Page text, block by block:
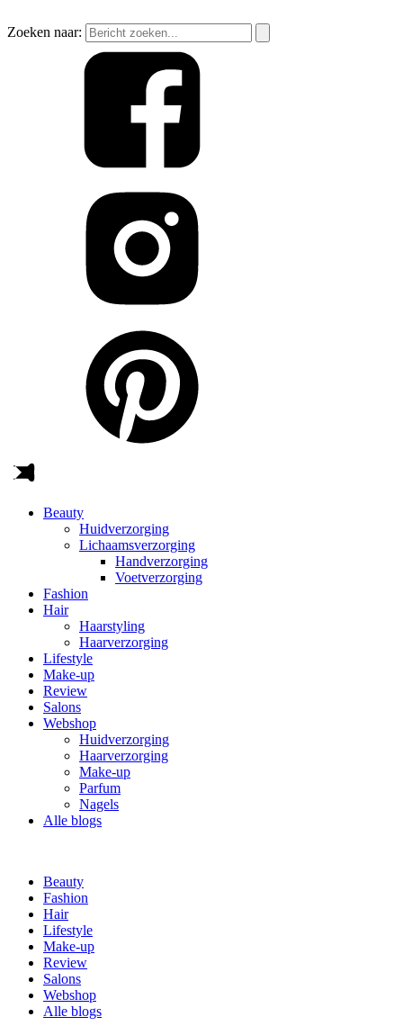
Zoeken naar:
Beauty
Huidverzorging
Lichaamsverzorging
Handverzorging
Voetverzorging
Fashion
Hair
Haarstyling
Haarverzorging
Lifestyle
Make-up
Review
Salons
Webshop
Huidverzorging
Haarverzorging
Make-up
Parfum
Nagels
Alle blogs
Beauty
Fashion
Hair
Lifestyle
Make-up
Review
Salons
Webshop
Alle blogs